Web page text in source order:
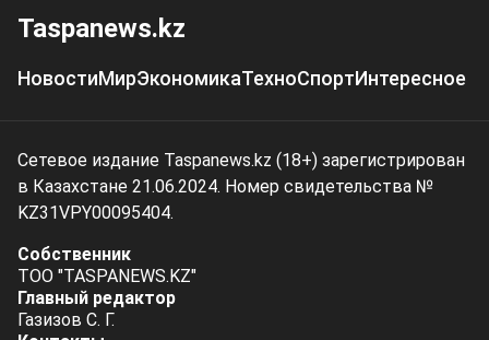
Taspanews.kz
НовостиМирЭкономикаТехноСпортИнтересное
Сетевое издание Taspanews.kz (18+) зарегистрирован
в Казахстане 21.06.2024. Номер свидетельства №
KZ31VPY00095404.
Собственник
ТОО "TASPANEWS.KZ"
Главный редактор
Газизов С. Г.